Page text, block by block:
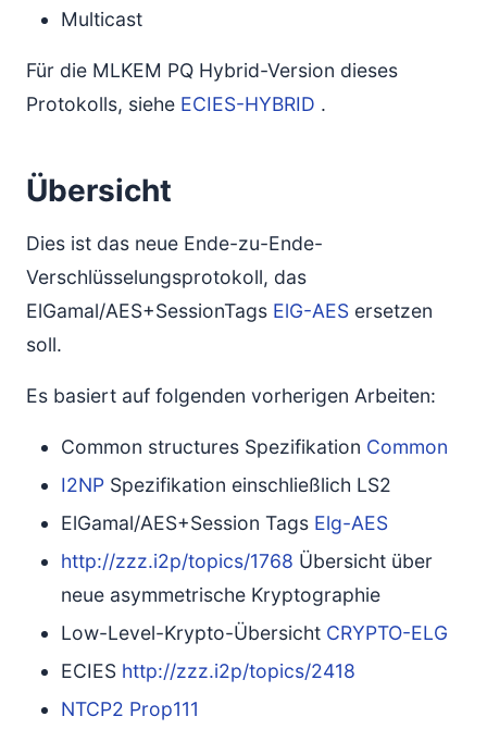
Multicast
Für die MLKEM PQ Hybrid-Version dieses
Protokolls, siehe ECIES-HYBRID .
Übersicht
Dies ist das neue Ende-zu-Ende-
Verschlüsselungsprotokoll, das
ElGamal/AES+SessionTags ElG-AES ersetzen
soll.
Es basiert auf folgenden vorherigen Arbeiten:
Common structures Spezifikation Common
I2NP Spezifikation einschließlich LS2
ElGamal/AES+Session Tags Elg-AES
http://zzz.i2p/topics/1768 Übersicht über
neue asymmetrische Kryptographie
Low-Level-Krypto-Übersicht CRYPTO-ELG
ECIES http://zzz.i2p/topics/2418
NTCP2 Prop111